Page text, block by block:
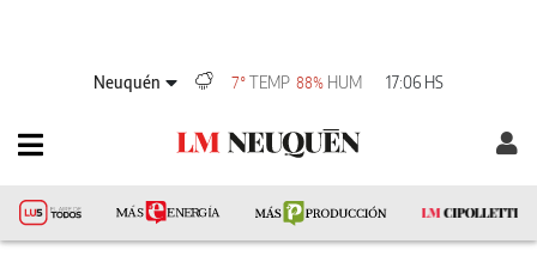
Neuquén 7° TEMP 88% HUM 17:06 HS